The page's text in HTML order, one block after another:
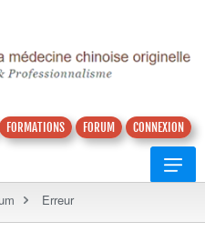
FORMATIONS FORUM CONNEXION
Erreur